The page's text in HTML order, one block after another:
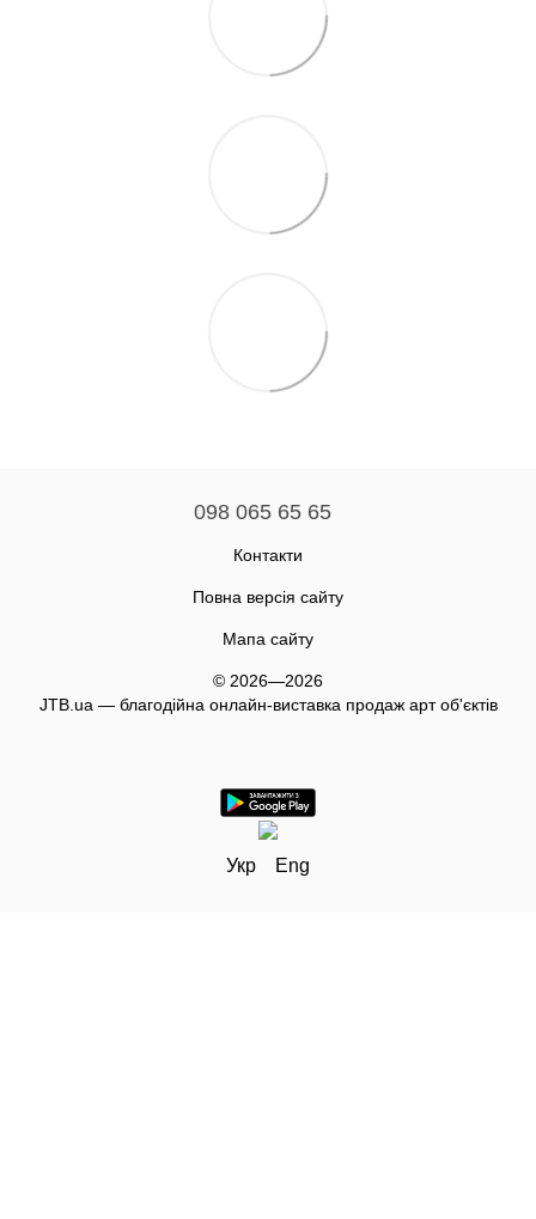
098 065 65 65
Контакти
Повна версія сайту
Мапа сайту
© 2026—2026
JTB.ua — благодійна онлайн-виставка продаж арт об'єктів
Укр Eng